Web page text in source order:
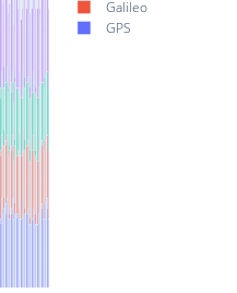
Galileo
GPS